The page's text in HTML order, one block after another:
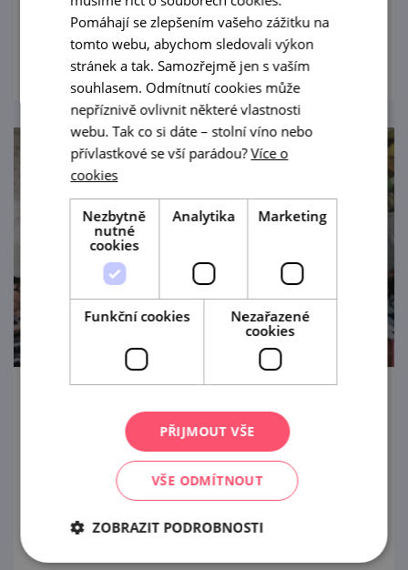
prohlédnout
29. 8. '26
Den otevřených sklepů v Čejkovicích.
prohlédnout
Pomáhají se zlepšením vašeho zážitku na
tomto webu, abychom sledovali výkon
stránek a tak. Samozřejmě jen s vaším
souhlasem. Odmítnutí cookies může
nepříznivě ovlivnit některé vlastnosti
webu. Tak co si dáte – stolní víno nebo
přívlastkové se vší parádou?Více o
cookies
Nezbytně
nutné
cookies
Analytika Marketing
Funkční cookies
Nezařazené
cookies
PŘIJMOUT VŠE
VŠE ODMÍTNOUT
ZOBRAZIT PODROBNOSTI